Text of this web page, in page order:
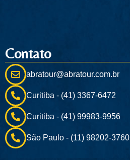
Contato
abratour@abratour.com.br
Curitiba - (41) 3367-6472
Curitiba - (41) 99983-9956
São Paulo - (11) 98202-3760